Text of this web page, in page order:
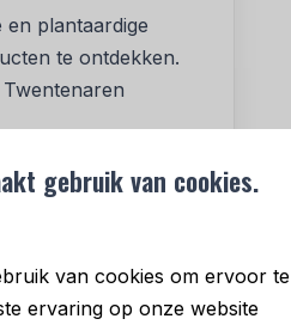
gebruik van cookies.
van cookies om ervoor te
ervaring op onze website
plantaardige
te ontdekken.
nieuwe
dit jaar op het
‘Green Getaway’-